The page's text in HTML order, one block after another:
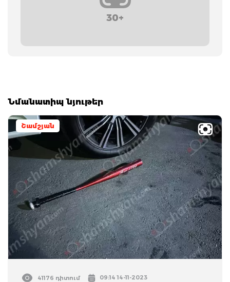
30+
Նմանատիպ նյութեր
Շամշյան
41176 դիտում 09:14 14-11-2023